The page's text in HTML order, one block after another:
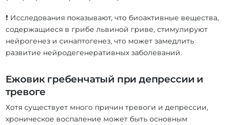
❗ Исследования показывают, что биоактивные вещества,
содержащиеся в грибе львиной гриве, стимулируют
нейрогенез и синаптогенез, что может замедлить
развитие нейродегенеративных заболеваний.
Ежовик гребенчатый при депрессии и
тревоге
Хотя существует много причин тревоги и депрессии,
хроническое воспаление может быть основным